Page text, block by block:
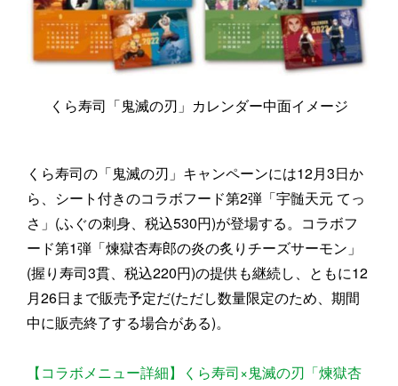
くら寿司「鬼滅の刃」カレンダー中面イメージ
くら寿司の「鬼滅の刃」キャンペーンには12月3日か
ら、シート付きのコラボフード第2弾「宇髄天元 てっ
さ」(ふぐの刺身、税込530円)が登場する。コラボフ
ード第1弾「煉獄杏寿郎の炎の炙りチーズサーモン」
(握り寿司3貫、税込220円)の提供も継続し、ともに12
月26日まで販売予定だ(ただし数量限定のため、期間
中に販売終了する場合がある)。
【コラボメニュー詳細】くら寿司×鬼滅の刃「煉獄杏